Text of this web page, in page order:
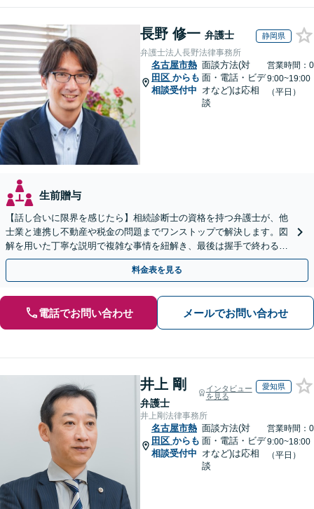
長野 修一 弁護士 静岡県
弁護士法人長野法律事務所
名古屋市熱
田区 からも
相談受付中
面談方法(対
面・電話・ビデ
オなど)は応相
談
営業時間：0
9:00~19:00
（平日）
生前贈与
【話し合いに限界を感じたら】相続診断士の資格を持つ弁護士が、他
士業と連携し不動産や税金の問題までワンストップで解決します。図
解を用いた丁寧な説明で複雑な事情を紐解き、最後は握手で終わる円
満な解決へ導きます。【東海エリア・神奈川県対応】
料金表を見る
電話でお問い合わせ メールでお問い合わせ
井上 剛
弁護士
インタビュー
を見る
愛知県
井上剛法律事務所
名古屋市熱
田区 からも
相談受付中
面談方法(対
面・電話・ビデ
オなど)は応相
談
営業時間：0
9:00~18:00
（平日）